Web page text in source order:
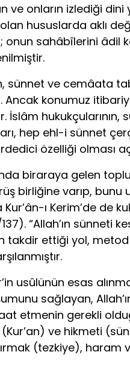
ve onların izlediği
hususlarda aklı
onun sahâbîlerini
ve cemâata
konumuz
hukukçularının,
hep ehl-i sünnet
özelliği olması
biraraya gelen
birliğine varıp,
ı Kerim’de de
“Allah’ın sünneti
takdir ettiği yol,
usûlünün esas
sağlayan,
etmenin gerekli
(Kur’an) ve hikmeti
(tezkiye), haram